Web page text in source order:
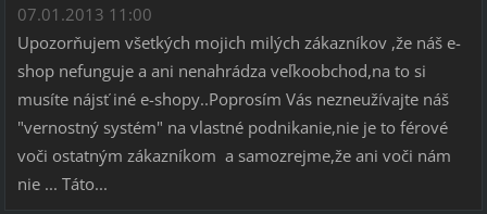
07.01.2013 11:00
Upozorňujem všetkých mojich milých zákazníkov ,že náš e-
shop nefunguje a ani nenahrádza veľkoobchod,na to si
musíte nájsť iné e-shopy..Poprosím Vás nezneužívajte náš
"vernostný systém" na vlastné podnikanie,nie je to férové
voči ostatným zákazníkom a samozrejme,že ani voči nám
nie ... Táto...